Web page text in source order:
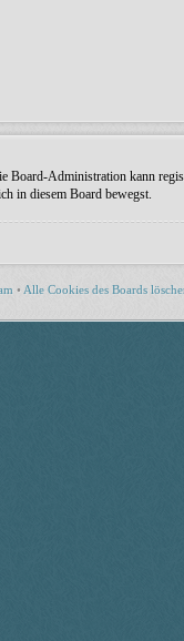
Administration kann
in diesem Board bewegst.
• Alle Cookies des Boards